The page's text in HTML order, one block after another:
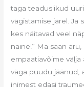
taga teaduslikud
vägistamise järel. Ja
kes näitavad veel
naine!” Ma saan
empaatiavõime
väga puudu jäänud,
inimest edasi